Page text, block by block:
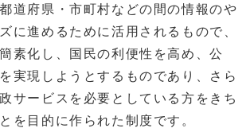
道府県・市町村などの間の情報のや
に進めるために活用されるもので、
素化し、国民の利便性を高め、公
実現しようとするものであり、さら
サービスを必要としている方をきち
を目的に作られた制度です。